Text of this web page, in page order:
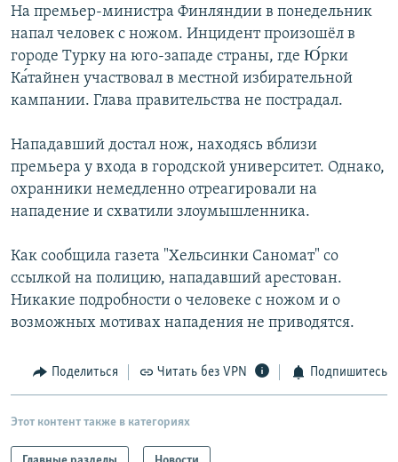
Все сайты РСЕ/РС
На премьер-министра Финляндии в понедельник
напал человек с ножом. Инцидент произошёл в
городе Турку на юго-западе страны, где Ю́рки
Ка́тайнен участвовал в местной избирательной
кампании. Глава правительства не пострадал.
Нападавший достал нож, находясь вблизи
премьера у входа в городской университет. Однако,
охранники немедленно отреагировали на
нападение и схватили злоумышленника.
Как сообщила газета "Хельсинки Саномат" со
ссылкой на полицию, нападавший арестован.
Никакие подробности о человеке с ножом и о
возможных мотивах нападения не приводятся.
Поделиться Читать без VPN Подпишитесь
Этот контент также в категориях